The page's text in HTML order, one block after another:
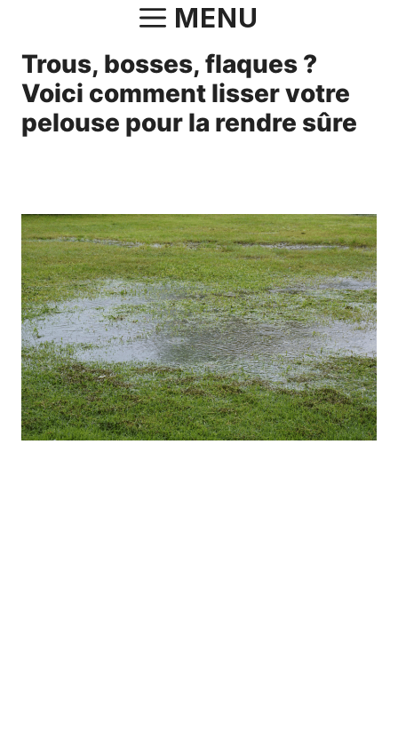
contenu
MENU
Trous, bosses, flaques ?
Voici comment lisser votre
pelouse pour la rendre sûre